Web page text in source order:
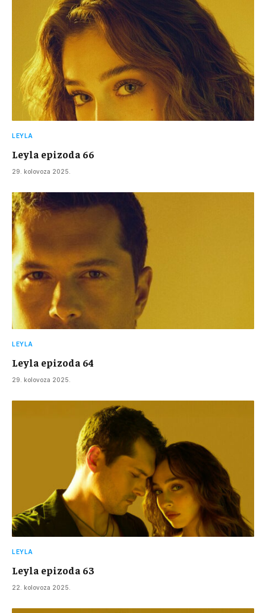
LEYLA
Leyla epizoda 66
29. kolovoza 2025.
LEYLA
Leyla epizoda 64
29. kolovoza 2025.
LEYLA
Leyla epizoda 63
22. kolovoza 2025.